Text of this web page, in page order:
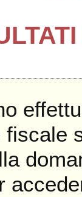
fiscale